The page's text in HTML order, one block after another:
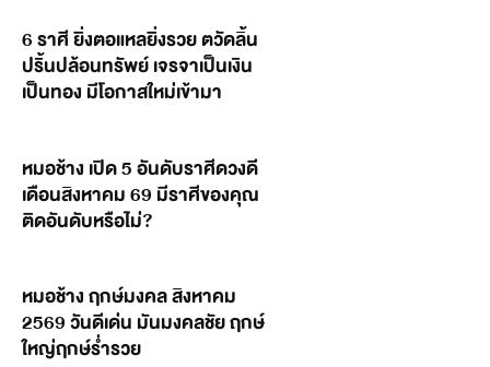
6 ราศี ยิ่งตอแหลยิ่งรวย ตวัดลิ้น
ปริ้นปล้อนทรัพย์ เจรจาเป็นเงิน
เป็นทอง มีโอกาสใหม่เข้ามา
หมอช้าง เปิด 5 อันดับราศีดวงดี
เดือนสิงหาคม 69 มีราศีของคุณ
ติดอันดับหรือไม่?
หมอช้าง ฤกษ์มงคล สิงหาคม
2569 วันดีเด่น มันมงคลชัย ฤกษ์
ใหญ่ฤกษ์ร่ำรวย